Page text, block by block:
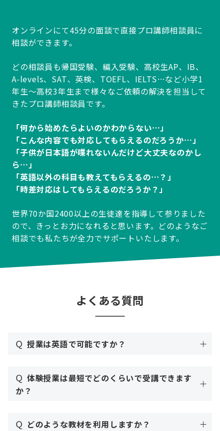
オンラインにて45分の面談で直接プロ講師相談員に
相談ができます。
どの相談員も帰国受験、編入受験、高校生AP、IB、
A-levels、SAT、英検、TOEFL、IELTS…など小学1
年生～高校3年生まで様々なご依頼の解決を担当して
きたプロ講師相談員です。
「何から始めたらよいのかわからない…」
「こんな内容でも対応してもらえるのだろうか…」
「子供が日本語が喋れないんだけど大丈夫なのかし
ら…」
「英語以外の科目も教えてもらえるの…？」
「時差対応はしてもらえるのだろうか？」
世界70か国2400以上の生徒達を指導して参りました
ので、きっとお力になれると思います。どのようなご
相談でも私たちが全力でサポートいたします。
よくある質問
Q 授業は英語で可能ですか？
Q 体験授業は最短でどのくらいで受講できます
か？
Q どのような教材を利用しますか？